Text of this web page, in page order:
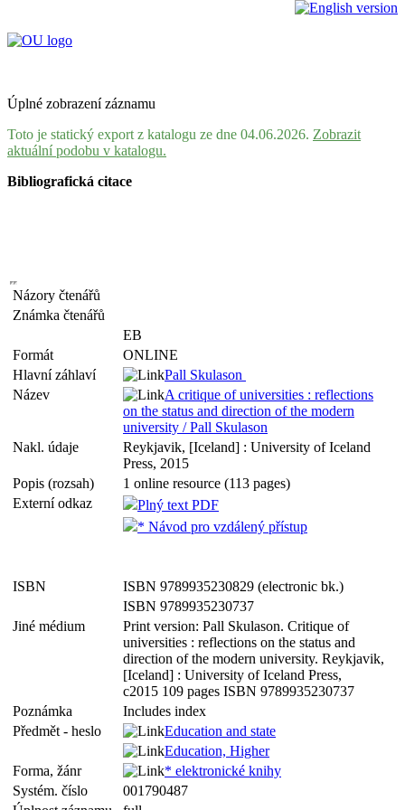
Úplné zobrazení záznamu
Toto je statický export z katalogu ze dne 04.06.2026. Zobrazit
aktuální podobu v katalogu.
Bibliografická citace
Názory čtenářů
Známka čtenářů
EB
Formát
ONLINE
Hlavní záhlaví
Pall Skulason
Název
A critique of universities : reflections
on the status and direction of the modern
university / Pall Skulason
Nakl. údaje
Reykjavik, [Iceland] : University of Iceland
Press, 2015
Popis (rozsah)
1 online resource (113 pages)
Externí odkaz
Plný text PDF
* Návod pro vzdálený přístup
ISBN
ISBN 9789935230829 (electronic bk.)
ISBN 9789935230737
Jiné médium
Print version: Pall Skulason. Critique of
universities : reflections on the status and
direction of the modern university. Reykjavik,
[Iceland] : University of Iceland Press,
c2015 109 pages ISBN 9789935230737
Poznámka
Includes index
Předmět - heslo
Education and state
Education, Higher
Forma, žánr
* elektronické knihy
Systém. číslo
001790487